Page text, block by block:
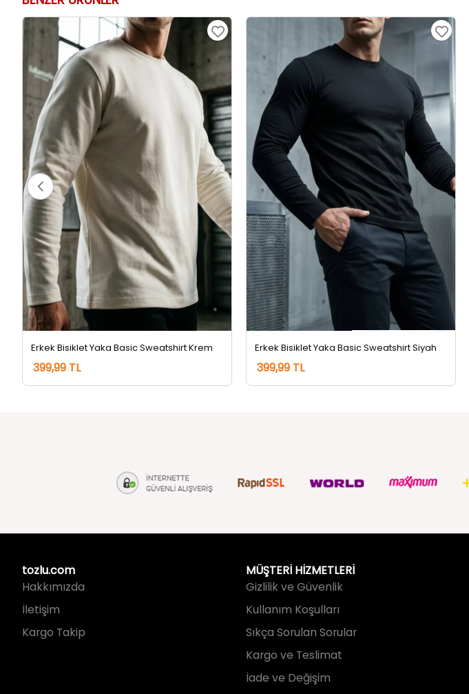
Erkek Bisiklet Yaka Basic Sweatshirt Krem
399,99 TL
Erkek Bisiklet Yaka Basic Sweatshirt Siyah
399,99 TL
tozlu.com
İletişim
Kargo Takip
MÜŞTERİ HİZMETLERİ
Kullanım Koşulları